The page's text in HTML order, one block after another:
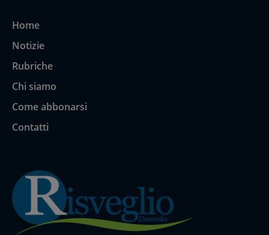
Home
Notizie
Rubriche
Chi siamo
Come abbonarsi
Contatti